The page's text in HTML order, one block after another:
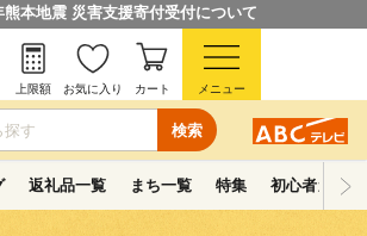
熊本地震 災害支援寄付受付について
検索
上限額 お気に入り カート メニュー
返礼品一覧 まち一覧 特集 初心者ガイド